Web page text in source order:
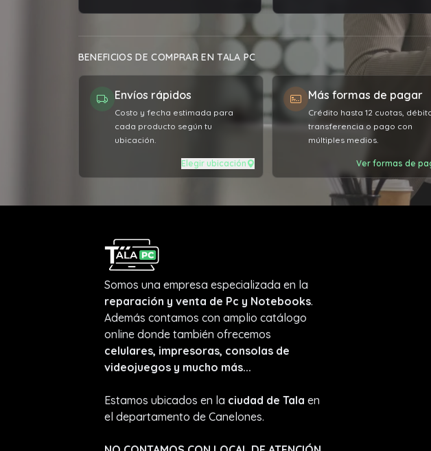
BENEFICIOS DE COMPRAR EN TALA PC
Envíos rápidos
Costo y fecha estimada para
cada producto según tu
ubicación.
Elegir ubicación
Más formas de pagar
Crédito hasta 12 cuotas,
transferencia o pago con
múltiples medios.
Ver formas de
Somos una empresa especializada en la
reparación y venta de Pc y Notebooks.
Además contamos con amplio catálogo
online donde también ofrecemos
celulares, impresoras, consolas de
videojuegos y mucho más...
Estamos ubicados en la ciudad de Tala en
el departamento de Canelones.